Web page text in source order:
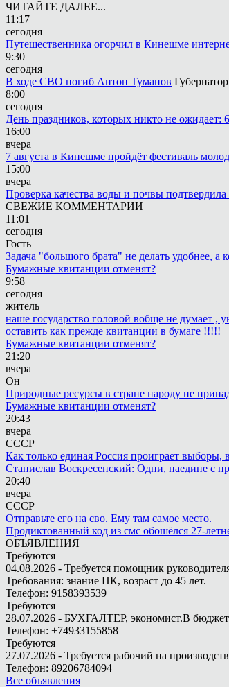
ЧИТАЙТЕ ДАЛЕЕ...
11:17
сегодня
Путешественника огорчил в Кинешме
9:30
сегодня
В ходе СВО погиб Антон Туманов
8:00
сегодня
День праздников, которых никто не ожидает: 6
16:00
вчера
7 августа в Кинешме пройдёт фестиваль
15:00
вчера
Проверка качества воды и почвы
СВЕЖИЕ КОММЕНТАРИИ
11:01
сегодня
Гость
Задача "большого брата" не делать удобнее,
Бумажные квитанции отменят?
9:58
сегодня
житель
наше государство головой вобще не думает ,
оставить как прежде квитанции в бумаге !!!!!
Бумажные квитанции отменят?
21:20
вчера
Он
Природные ресурсы в стране народу не
Бумажные квитанции отменят?
20:43
вчера
СССР
Как только единая Россия проиграет выборы,
Станислав Воскресенский: Одни, наедине с
20:40
вчера
СССР
Отправьте его на сво. Ему там самое место.
Продиктованный код из смс обошёлся 27-
ОБЪЯВЛЕНИЯ
Требуются
04.08.2026 - Требуется помощник
Требования: знание ПК, возраст до 45 лет.
Телефон: 9158393539
Требуются
28.07.2026 - БУХГАЛТЕР, экономист.В
Телефон: +74933155858
Требуются
27.07.2026 - Требуется рабочий на
Телефон: 89206784094
Все объявления